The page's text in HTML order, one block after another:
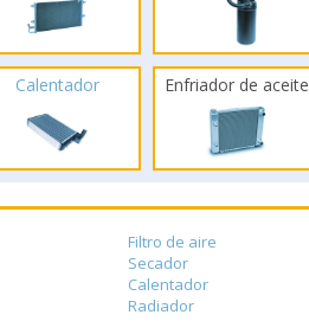
Calentador Enfriador de aceite
Filtro de aire
Secador
Calentador
Radiador